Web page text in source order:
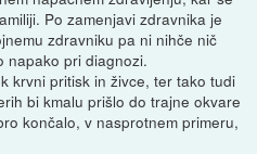
Po zamenjavi zdravnika je
zdravniku pa ni nihče nič
napako pri diagnozi.
krvni pritisk in živce, ter tako tudi
bi kmalu prišlo do trajne okvare
končalo, v nasprotnem primeru,